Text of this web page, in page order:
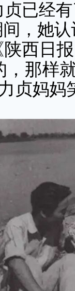
贞已经
，她
西日
，那样
贞妈妈